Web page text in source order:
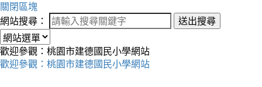
關閉區塊
網站搜尋：
送出搜尋
歡迎參觀：桃園市建德國民小學網站
歡迎參觀：桃園市建德國民小學網站